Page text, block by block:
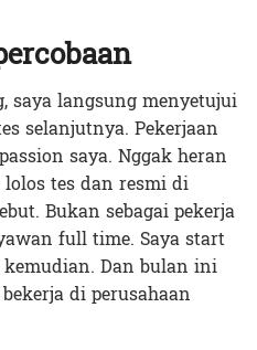
saya langsung menyetujui
selanjutnya. Pekerjaan
saya. Nggak heran
tes dan resmi di
Bukan sebagai pekerja
full time. Saya start
Dan bulan ini
di perusahaan